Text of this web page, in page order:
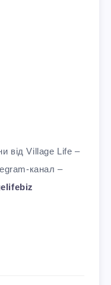
від Village Life –
канал –